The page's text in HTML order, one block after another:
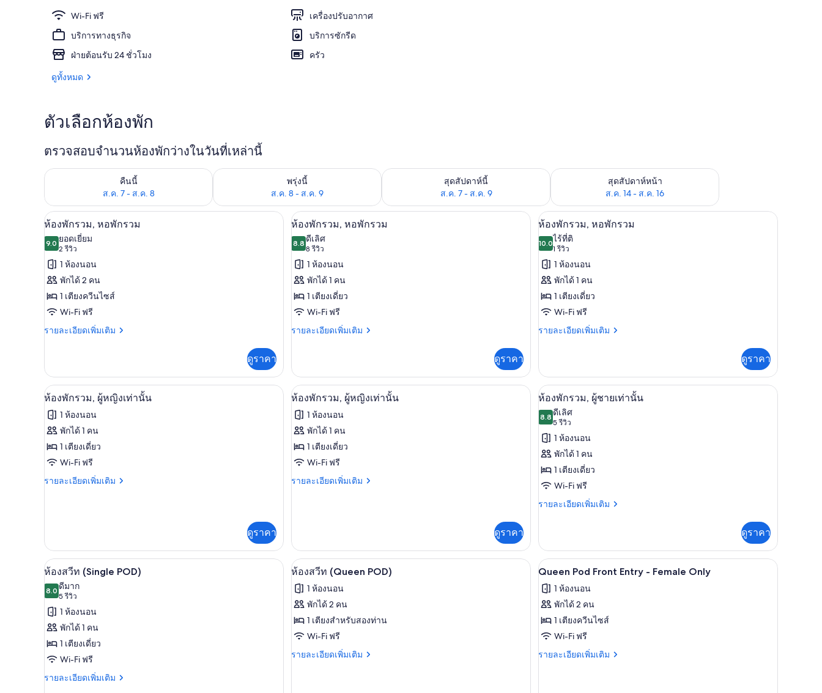
Wi-Fi ฟรี
เครื่องปรับอากาศ
บริการทางธุรกิจ
บริการซักรีด
ฝ่ายต้อนรับ 24 ชั่วโมง
ครัว
ดูทั้งหมด
ตัวเลือกห้องพัก
ตรวจสอบจำนวนห้องพักว่างในวันที่เหล่านี้
คืนนี้
ส.ค. 7 - ส.ค. 8
ตรวจสอบจำนวนห้องพักว่างในคืนนี้ ส.ค. 7 - ส.ค. 8
พรุ่งนี้
ส.ค. 8 - ส.ค. 9
ตรวจสอบจำนวนห้องพักว่างในพรุ่งนี้ ส.ค. 8 - ส.ค. 9
สุดสัปดาห์นี้
ส.ค. 7 - ส.ค. 9
ตรวจสอบจำนวนห้องพักว่างในสุดสัปดาห์นี้ ส.ค. 7 - ส.ค. 9สุดสัปดาห์หน้า
ส.ค. 14 - ส.ค. 16
ตรวจสอบจำนวนห้องพักว่างในสุดสัปดาห์หน้า ส.ค. 14 - ส.ค. 16
เปิด
ภาพถ่าย
ทั้งหมด
ของ
ห้อง
พัก
รวม,
8
ห้องพักรวม, หอพักรวม
9.09.0 จาก 10
ยอดเยี่ยม
2 รีวิว
(2
รีวิว)
1 ห้องนอน
พักได้ 2 คน
1 เตียงควีนไซส์
Wi-Fi ฟรี
รายละเอียดเพิ่มเติม
ราย
เกี่ยว
กับ
ห้อง
รวม,
หอพัก
ดูราคา
เปิด
ภาพถ่าย
ทั้งหมด
ของ
ห้อง
พัก
รวม,
9
ห้องพักรวม, หอพักรวม
8.88.8 จาก 10
ดีเลิศ
8 รีวิว
(8
รีวิว)
1 ห้องนอน
พักได้ 1 คน
1 เตียงเดี่ยว
Wi-Fi ฟรี
รายละเอียดเพิ่มเติม
ราย
เกี่ยว
กับ
ห้อง
รวม,
หอพัก
ดูราคา
เปิด
ภาพถ่าย
ทั้งหมด
ของ
ห้อง
พัก
รวม,
ห้องพักรวม, หอพักรวม | Wi-Fi ฟรี, ผ้าปูที่นอน
8
ห้องพักรวม, หอพักรวม
10.010.0 จาก 10
ไร้ที่ติ
1 รีวิว
(1
รีวิว)
1 ห้องนอน
พักได้ 1 คน
1 เตียงเดี่ยว
Wi-Fi ฟรี
รายละเอียดเพิ่มเติม
ราย
เกี่ยว
กับ
ห้อง
รวม,
หอพัก
รวม
ดูราคา
เปิด
ภาพถ่าย
ทั้งหมด
ของ
ห้อง
พัก
เท่านั้น
9
ห้องพักรวม, ผู้หญิงเท่านั้น
1 ห้องนอน
พักได้ 1 คน
1 เตียงเดี่ยว
Wi-Fi ฟรี
รายละเอียดเพิ่มเติม
ราย
ห้อง
พัก
รวม,
หญิง
เท่านั้น
ดูราคา
เปิด
ภาพถ่าย
ทั้งหมด
ของ
ห้อง
พัก
เท่านั้น
ห้องพักรวม, ผู้หญิงเท่านั้น | Wi-Fi ฟรี, ผ้าปูที่นอน
10
ห้องพักรวม, ผู้หญิงเท่านั้น
1 ห้องนอน
พักได้ 1 คน
1 เตียงเดี่ยว
Wi-Fi ฟรี
รายละเอียดเพิ่มเติม
ราย
ห้อง
พัก
รวม,
หญิง
เท่านั้น
ดูราคา
เปิด
ภาพถ่าย
ทั้งหมด
ของ
ห้อง
พัก
รวม,
8
ห้องพักรวม, ผู้ชายเท่านั้น
8.88.8 จาก 10
ดีเลิศ
5 รีวิว
(5
รีวิว)
1 ห้องนอน
พักได้ 1 คน
1 เตียงเดี่ยว
Wi-Fi ฟรี
รายละเอียดเพิ่มเติม
ราย
เกี่ยว
กับ
ห้อง
รวม,
ผู้ชาย
ดูราคา
เปิด
ภาพถ่าย
ทั้งหมด
ของ
ห้อง
สวีท
(Single
POD)
ห้องสวีท (Single POD) | Wi-Fi ฟรี, ผ้าปูที่นอน
7
ห้องสวีท (Single POD)
8.08.0 จาก 10
ดีมาก
5 รีวิว
(5
รีวิว)
1 ห้องนอน
พักได้ 1 คน
1 เตียงเดี่ยว
Wi-Fi ฟรี
รายละเอียดเพิ่มเติม
ราย
เปิด
ภาพถ่าย
ทั้งหมด
ของ
ห้อง
สวีท
ห้องสวีท (Queen POD) | Wi-Fi ฟรี, ผ้าปูที่นอน
9
ห้องสวีท (Queen POD)
1 ห้องนอน
พักได้ 2 คน
1 เตียงสำหรับสองท่าน
Wi-Fi ฟรี
รายละเอียดเพิ่มเติม
ราย
เปิด
ภาพถ่าย
ทั้งหมด
ของ
Queen
Pod
8
Queen Pod Front Entry - Female Only
1 ห้องนอน
พักได้ 2 คน
1 เตียงควีนไซส์
Wi-Fi ฟรี
รายละเอียดเพิ่มเติม
ราย